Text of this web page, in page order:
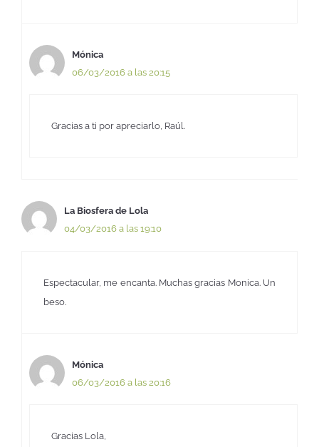
Mónica
06/03/2016 a las 20:15
Gracias a ti por apreciarlo, Raúl.
La Biosfera de Lola
04/03/2016 a las 19:10
Espectacular, me encanta. Muchas gracias Monica. Un
beso.
Mónica
06/03/2016 a las 20:16
Gracias Lola,